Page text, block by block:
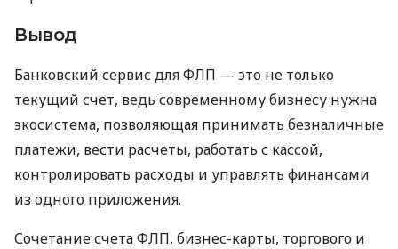
Вывод
Банковский сервис для ФЛП — это не только
текущий счет, ведь современному бизнесу нужна
экосистема, позволяющая принимать безналичные
платежи, вести расчеты, работать с кассой,
контролировать расходы и управлять финансами
из одного приложения.
Сочетание счета ФЛП, бизнес-карты, торгового и